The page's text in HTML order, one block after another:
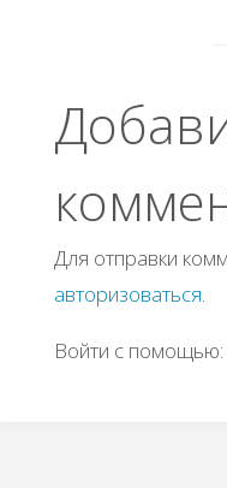
Для отправки
авторизоваться.
Войти с помощью: